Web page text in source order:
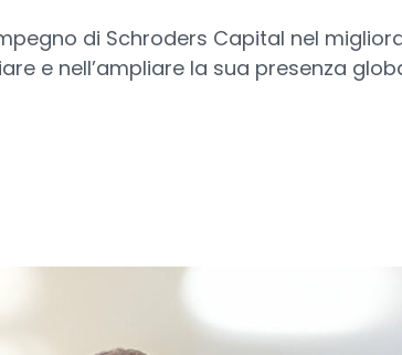
di Schroders Capital nel
e nell’ampliare la sua presenza